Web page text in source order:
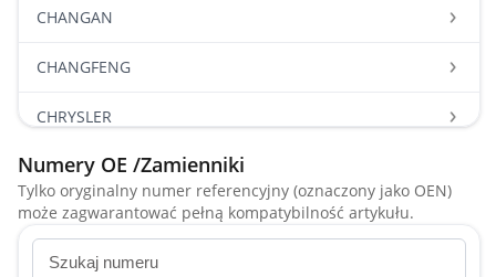
CHANGAN
CHANGFENG
CHRYSLER
CITROEN
DACIA
DAEWOO
Numery OE /Zamienniki
Tylko oryginalny numer referencyjny (oznaczony jako OEN)
może zagwarantować pełną kompatybilność artykułu.